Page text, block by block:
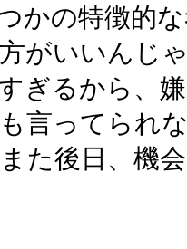
かの特徴的
がいいんじ
ぎるから、
言ってられ
た後日、機